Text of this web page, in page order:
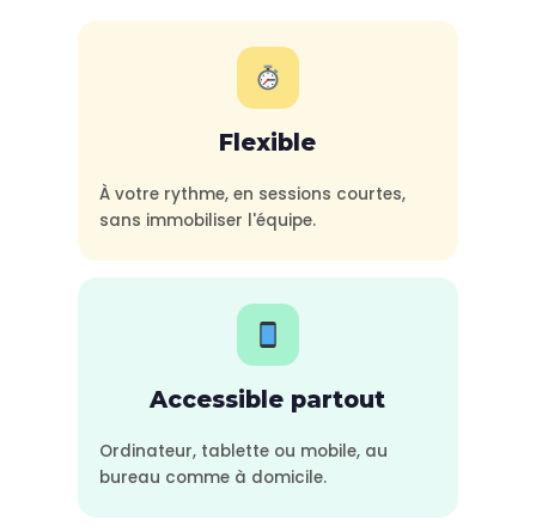
Flexible
À votre rythme, en sessions courtes,
sans immobiliser l'équipe.
Accessible partout
Ordinateur, tablette ou mobile, au
bureau comme à domicile.